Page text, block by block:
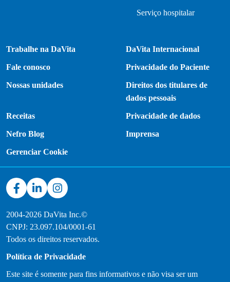
Serviço hospitalar
Trabalhe na DaVita DaVita Internacional
Fale conosco Privacidade do Paciente
Nossas unidades
Direitos dos titulares de
dados pessoais
Receitas Privacidade de dados
Nefro Blog Imprensa
Gerenciar Cookie
2004-2026 DaVita Inc.©
CNPJ: 23.097.104/0001-61
Todos os direitos reservados.
Política de Privacidade
Este site é somente para fins informativos e não visa ser um